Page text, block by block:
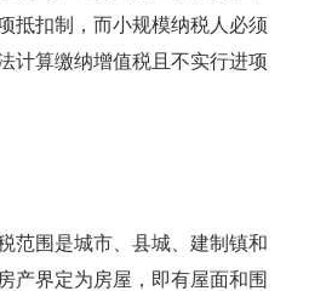
抵扣制，而小规模纳税人必须
计算缴纳增值税且不实行进项
范围是城市、县城、建制镇和
产界定为房屋，即有屋面和围